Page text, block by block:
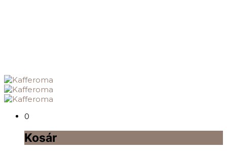
0
Kosár